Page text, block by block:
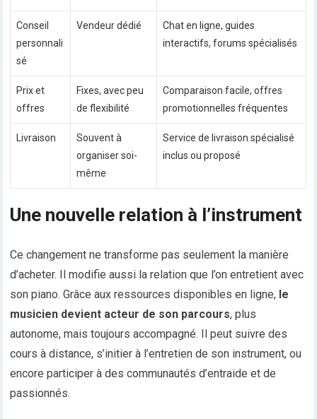
Conseil
personnali
sé
Vendeur dédié
Chat en ligne, guides
interactifs, forums spécialisés
Prix et
offres
Fixes, avec peu
de flexibilité
Comparaison facile, offres
promotionnelles fréquentes
Livraison
Souvent à
organiser soi-
même
Service de livraison spécialisé
inclus ou proposé
Une nouvelle relation à l’instrument
Ce changement ne transforme pas seulement la manière
d’acheter. Il modifie aussi la relation que l’on entretient avec
son piano. Grâce aux ressources disponibles en ligne, le
musicien devient acteur de son parcours, plus
autonome, mais toujours accompagné. Il peut suivre des
cours à distance, s’initier à l’entretien de son instrument, ou
encore participer à des communautés d’entraide et de
passionnés.